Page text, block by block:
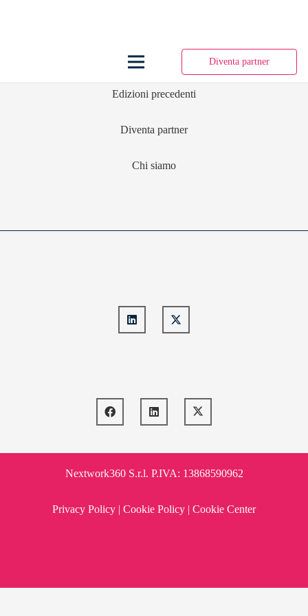
Diventa partner
Edizioni precedenti
Diventa partner
Chi siamo
Nextwork360 S.r.l. P.IVA: 13868590962
Privacy Policy | Cookie Policy | Cookie Center